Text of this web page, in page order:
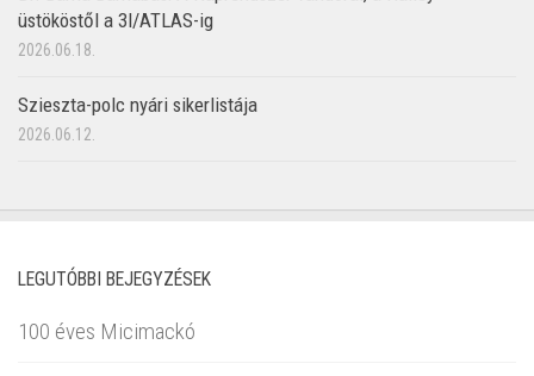
üstököstől a 3I/ATLAS-ig
2026.06.18.
Szieszta-polc nyári sikerlistája
2026.06.12.
LEGUTÓBBI BEJEGYZÉSEK
100 éves Micimackó